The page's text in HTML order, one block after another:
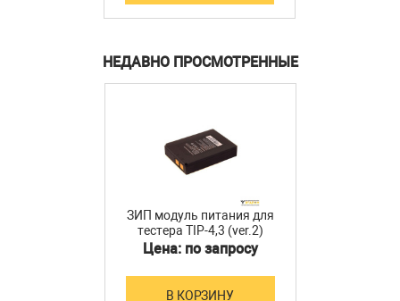
НЕДАВНО ПРОСМОТРЕННЫЕ
ЗИП модуль питания для
тестера TIP-4,3 (ver.2)
Цена: по запросу
В КОРЗИНУ